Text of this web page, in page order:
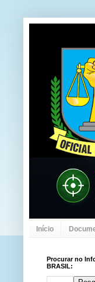
Início
Procurar no
BRASIL: